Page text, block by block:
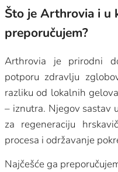
Što je Arthrovia i u
preporučujem?
Arthrovia je prirodni
potporu zdravlju
razliku od lokalnih
– iznutra. Njegov sastav
za regeneraciju
procesa i održavanje
Najčešće ga